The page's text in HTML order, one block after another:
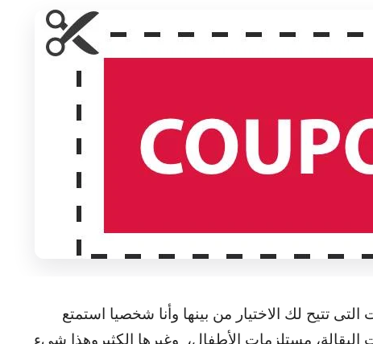
تتيح لك الاختيار من بينها وأنا شخصيا استمتع
البقالة، مستلزمات الأطفال، وغيرها الكثيروهذا شيء